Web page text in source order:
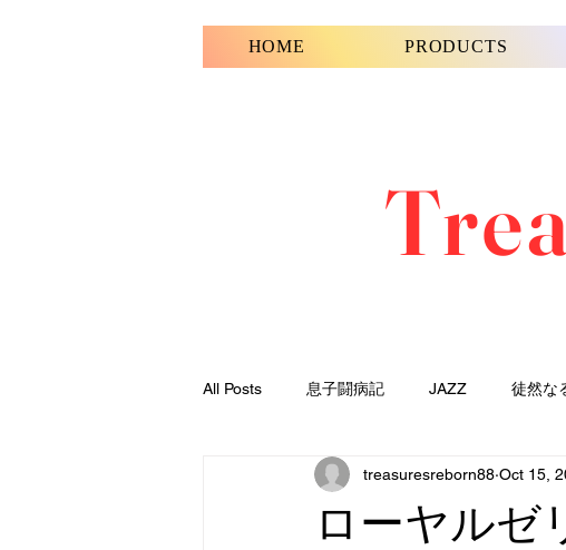
HOME PRODUCTS
All Posts 息子闘病記 JAZZ 徒然な
ローヤルゼ
treasuresreborn88 Oct 15,